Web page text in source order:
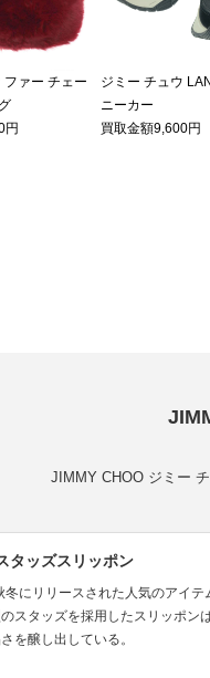
ファー チェー
円
ジミー チュウ
ニーカー
買取金額9,600円
JIMMY CHOO ジミー
タッズスリッポン
冬にリリースされた人気のアイテ
スタッズを採用したスリッポン
を醸し出している。